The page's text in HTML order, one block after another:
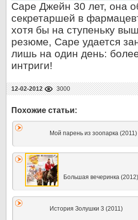
Саре Джейн 30 лет, она
секретаршей в
хотя бы на ступеньку
резюме, Саре удается
лишь на один день:
интриги!
12-02-2012 3000
Мой парень из зоопарка (2011)
Большая вечеринка (2012)
История Золушки 3 (2011)